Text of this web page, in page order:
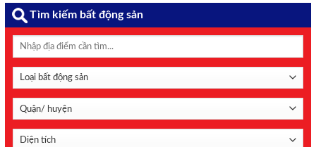
FPT. Ảnh: ...
Tìm kiếm bất động sản